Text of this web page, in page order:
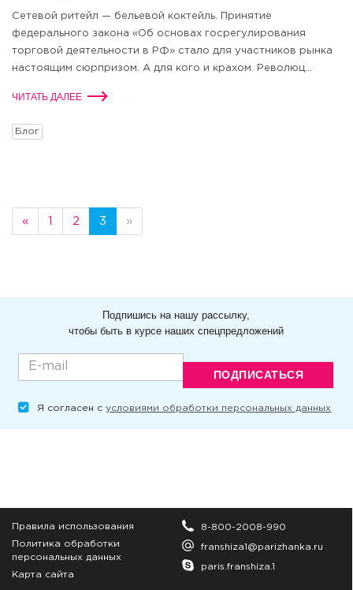
Сетевой ритейл — бельевой коктейль. Принятие
федерального закона «Об основах госрегулирования
торговой деятельности в РФ» стало для участников рынка
настоящим сюрпризом. А для кого и крахом. Революц...
ЧИТАТЬ ДАЛЕЕ
Блог
« 2 3 »
Подпишись на нашу рассылку,
чтобы быть в курсе наших спецпредложений
ПОДПИСАТЬСЯ
Я согласен сусловиями обработки персональных данных
Правила использования
Политика обработки
персональных данных
Карта сайта
8-800-2008-990
franshiza1@parizhanka.ru
paris.franshiza.1